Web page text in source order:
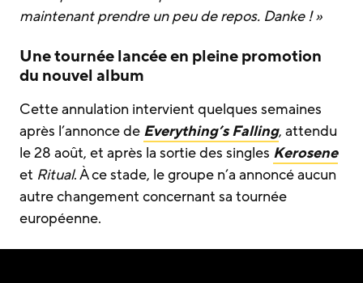
maintenant prendre un peu de repos. Danke ! »
Une tournée lancée en pleine promotion
du nouvel album
Cette annulation intervient quelques semaines
après l’annonce de Everything’s Falling, attendu
le 28 août, et après la sortie des singles Kerosene
et Ritual. À ce stade, le groupe n’a annoncé aucun
autre changement concernant sa tournée
européenne.